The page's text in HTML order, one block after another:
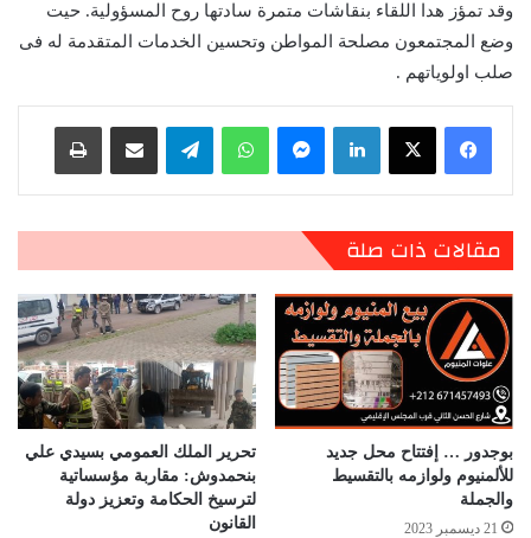
وقد تمؤز هدا اللقاء بنقاشات متمرة سادتها روح المسؤولية. حيت
وضع المجتمعون مصلحة المواطن وتحسين الخدمات المتقدمة له فى
صلب اولوياتهم .
لينكدإن ماسنجر واتساب تيلقرام مشاركة عبر البريد طباعة
مقالات ذات صلة
بوجدور … إفتتاح محل جديد
للألمنيوم ولوازمه بالتقسيط
والجملة
21 ديسمبر 2023
تحرير الملك العمومي بسيدي علي
بنحمدوش: مقاربة مؤسساتية
لترسيخ الحكامة وتعزيز دولة
القانون